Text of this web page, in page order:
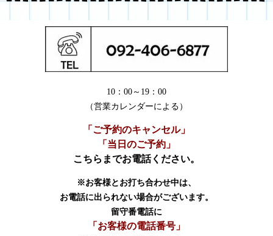
10：00～19：00
（営業カレンダーによる）
「ご予約のキャンセル」
「当日のご予約」
こちらまでお電話ください。
※お客様とお打ち合わせ中は、
お電話に出られない場合がございます。
留守番電話に
「お客様の電話番号」